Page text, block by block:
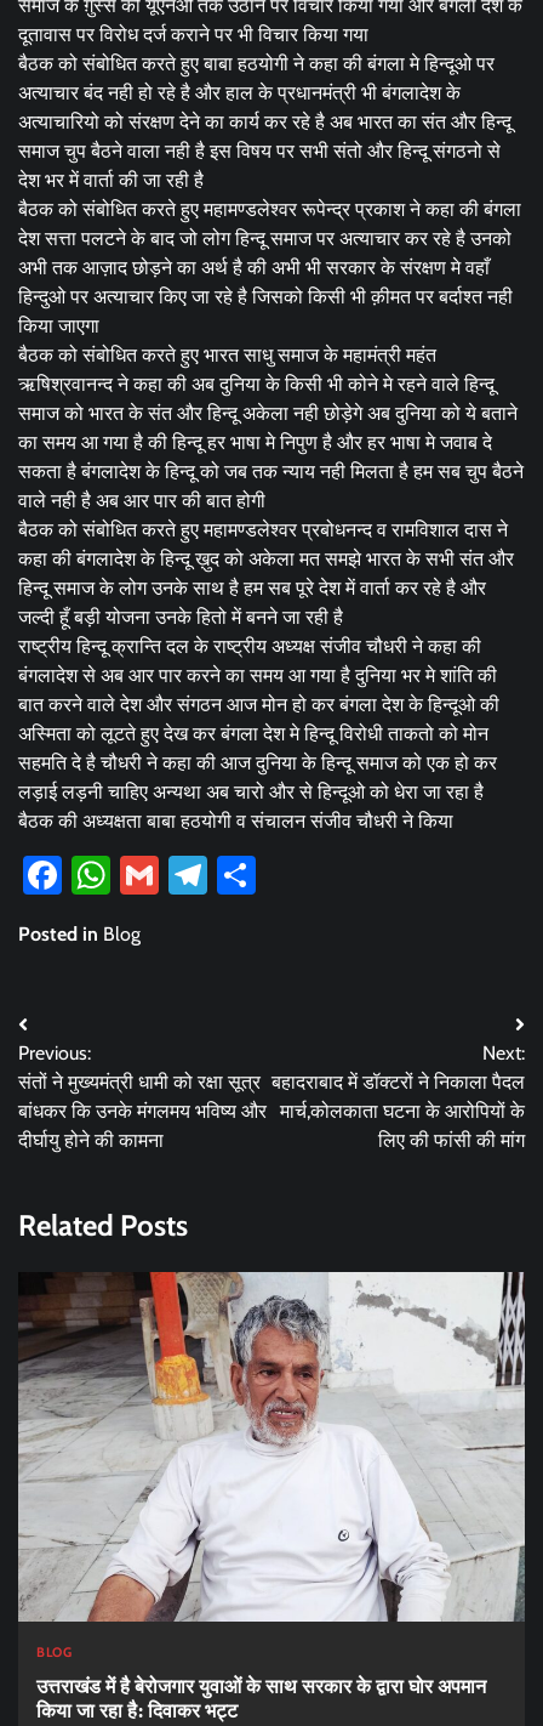
समाज के ग़ुस्से को यूएनओ तक उठाने पर विचार किया गया और बंगला देश के
दूतावास पर विरोध दर्ज कराने पर भी विचार किया गया
बैठक को संबोधित करते हुए बाबा हठयोगी ने कहा की बंगला मे हिन्दूओ पर
अत्याचार बंद नही हो रहे है और हाल के प्रधानमंत्री भी बंगलादेश के
अत्याचारियो को संरक्षण देने का कार्य कर रहे है अब भारत का संत और हिन्दू
समाज चुप बैठने वाला नही है इस विषय पर सभी संतो और हिन्दू संगठनो से
देश भर में वार्ता की जा रही है
बैठक को संबोधित करते हुए महामण्डलेश्वर रूपेन्द्र प्रकाश ने कहा की बंगला
देश सत्ता पलटने के बाद जो लोग हिन्दू समाज पर अत्याचार कर रहे है उनको
अभी तक आज़ाद छोड़ने का अर्थ है की अभी भी सरकार के संरक्षण मे वहाँ
हिन्दुओ पर अत्याचार किए जा रहे है जिसको किसी भी क़ीमत पर बर्दाश्त नही
किया जाएगा
बैठक को संबोधित करते हुए भारत साधु समाज के महामंत्री महंत
ऋषिश्रवानन्द ने कहा की अब दुनिया के किसी भी कोने मे रहने वाले हिन्दू
समाज को भारत के संत और हिन्दू अकेला नही छोड़ेगे अब दुनिया को ये बताने
का समय आ गया है की हिन्दू हर भाषा मे निपुण है और हर भाषा मे जवाब दे
सकता है बंगलादेश के हिन्दू को जब तक न्याय नही मिलता है हम सब चुप बैठने
वाले नही है अब आर पार की बात होगी
बैठक को संबोधित करते हुए महामण्डलेश्वर प्रबोधनन्द व रामविशाल दास ने
कहा की बंगलादेश के हिन्दू ख़ुद को अकेला मत समझे भारत के सभी संत और
हिन्दू समाज के लोग उनके साथ है हम सब पूरे देश में वार्ता कर रहे है और
जल्दी हूँ बड़ी योजना उनके हितो में बनने जा रही है
राष्ट्रीय हिन्दू क्रान्ति दल के राष्ट्रीय अध्यक्ष संजीव चौधरी ने कहा की
बंगलादेश से अब आर पार करने का समय आ गया है दुनिया भर मे शांति की
बात करने वाले देश और संगठन आज मोन हो कर बंगला देश के हिन्दूओ की
अस्मिता को लूटते हुए देख कर बंगला देश मे हिन्दू विरोधी ताकतो को मोन
सहमति दे है चौधरी ने कहा की आज दुनिया के हिन्दू समाज को एक हो कर
लड़ाई लड़नी चाहिए अन्यथा अब चारो और से हिन्दूओ को धेरा जा रहा है
बैठक की अध्यक्षता बाबा हठयोगी व संचालन संजीव चौधरी ने किया
Facebook
WhatsApp
GmailTelegram
Posted in Blog
Post
navigation
Previous:
संतों ने मुख्यमंत्री धामी को रक्षा सूत्र
बांधकर कि उनके मंगलमय भविष्य और
दीर्घायु होने की कामना
Next:
बहादराबाद में डॉक्टरों ने निकाला पैदल
मार्च,कोलकाता घटना के आरोपियों के
लिए की फांसी की मांग
Related Posts
BLOG
उत्तराखंड में है बेरोजगार युवाओं के साथ सरकार के द्वारा घोर अपमान
किया जा रहा है: दिवाकर भट्ट